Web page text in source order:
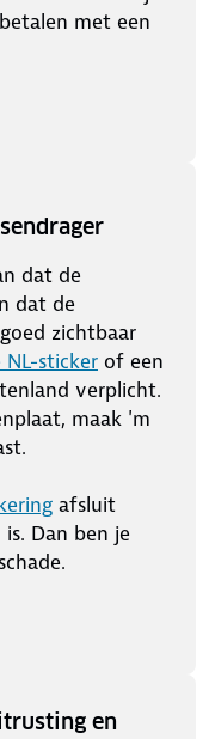
met een
dat de
dat de
zichtbaar
NL-sticker of een
verplicht.
maak 'm
afsluit
Dan ben je
en